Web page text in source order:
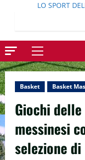
LO SPORT
Menu
principale
Basket Basket
Giochi
messinesi
selezione